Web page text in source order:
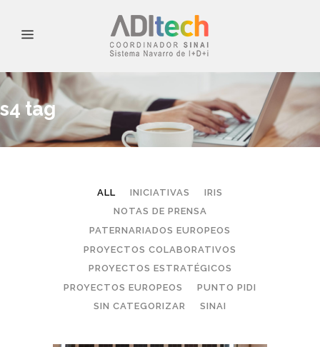
s4 tag
ALL INICIATIVAS
IRIS
NOTAS DE PRENSA
PATERNARIADOS EUROPEOS
PROYECTOS COLABORATIVOS
PROYECTOS ESTRATÉGICOS
PROYECTOS EUROPEOS
PUNTO PIDI
SIN CATEGORIZAR
SINAI